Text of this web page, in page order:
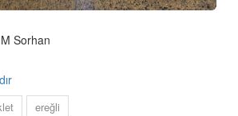
Sorhan
ereğli